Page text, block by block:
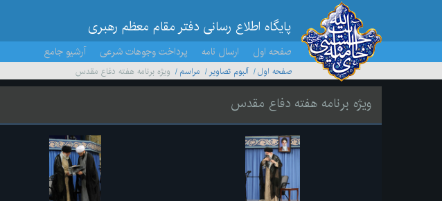
پایگاه اطلاع رسانی دفتر مقام معظم رهبری
صفحه اول ارسال نامه پرداخت وجوهات شرعی آرشیو جامع
صفحه اول آلبوم تصاویر مراسم ویژه برنامه هفته دفاع مقدس
ویژه برنامه هفته دفاع مقدس